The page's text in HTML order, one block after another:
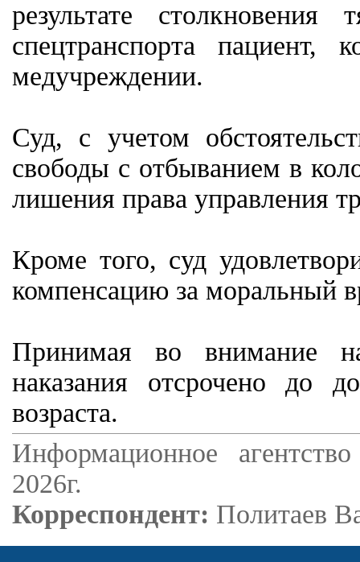
результате
спецтранспорта
медучреждении.
Суд, с учетом
свободы с отбыванием в
лишения права управления
Кроме того, суд
компенсацию за моральный
Принимая во внимание
наказания отсрочено до
возраста.
Информационное
2026г.
Корреспондент: Политаев